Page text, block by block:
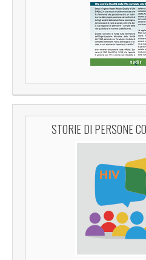
STORIE DI PERSONE